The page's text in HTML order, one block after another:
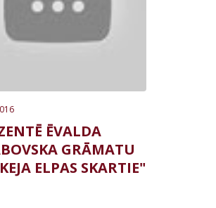
ĒVALDA
GRĀMATU
ELPAS SKARTIE"